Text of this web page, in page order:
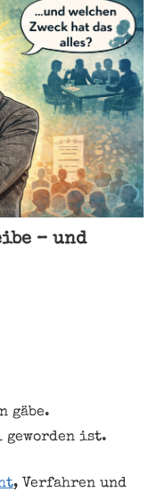
– und
gäbe.
geworden ist.
, Verfahren und